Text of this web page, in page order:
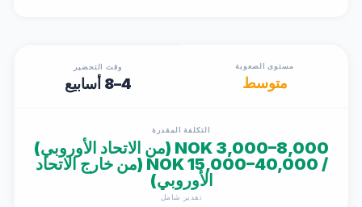
مستوى الصعوبة
متوسط
وقت التحضير
4–8 أسابيع
التكلفة المقدرة
NOK 3,000–8,000 (من الاتحاد الأوروبي)
/ NOK 15,000–40,000 (من خارج الاتحاد
الأوروبي)
تقدير شامل